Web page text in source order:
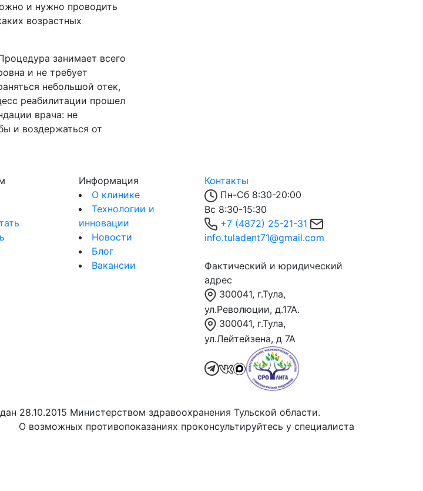
и нужно проводить
возрастных
занимает всего
и не требует
небольшой отек,
реабилитации прошел
врача: не
и воздержаться от
Информация
О клинике
Технологии и
инновации
Новости
Блог
Вакансии
Контакты
Пн-Сб 8:30-20:00
Вс 8:30-15:30
+7 (4872) 25-21-31
info.tuladent71@gmail.com
Фактический и юридический
адрес
300041, г.Тула,
ул.Революции, д.17А.
300041, г.Тула,
ул.Лейтейзена, д 7А
28.10.2015 Министерством здравоохранения Тульской области.
О возможных противопоказаниях проконсультируйтесь у специалиста